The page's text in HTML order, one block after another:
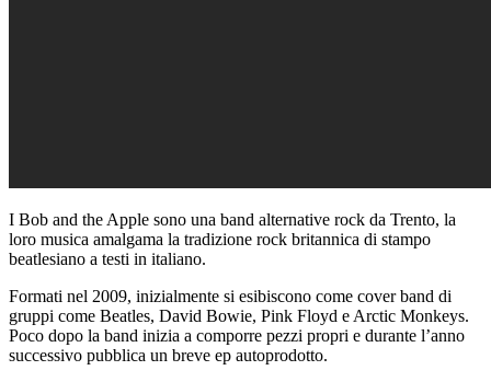
I Bob and the Apple sono una band alternative rock da Trento, la
loro musica amalgama la tradizione rock britannica di stampo
beatlesiano a testi in italiano.
Formati nel 2009, inizialmente si esibiscono come cover band di
gruppi come Beatles, David Bowie, Pink Floyd e Arctic Monkeys.
Poco dopo la band inizia a comporre pezzi propri e durante l’anno
successivo pubblica un breve ep autoprodotto.